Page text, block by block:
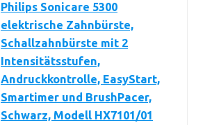
Philips Sonicare 5300
elektrische Zahnbürste,
Schallzahnbürste mit 2
Intensitätsstufen,
Andruckkontrolle, EasyStart,
Smartimer und BrushPacer,
Schwarz, Modell HX7101/01